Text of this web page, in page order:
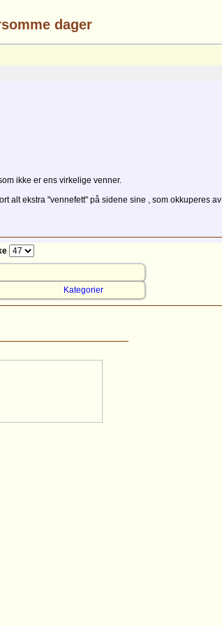
dager
ikke er ens virkelige venner.
ekstra "vennefett" på sidene sine , som okkuperes
Kategorier